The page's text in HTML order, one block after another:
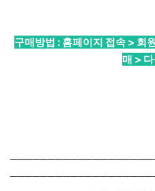
구매방법 : 홈페이지 접속 > 회
매 >